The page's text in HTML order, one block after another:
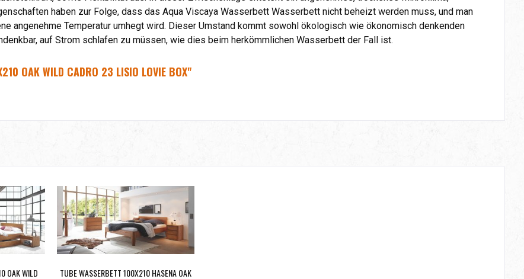
haben zur Folge, dass das Aqua Viscaya Wasserbett Wasserbett nicht beheizt werden muss, und man
angenehme Temperatur umhegt wird. Dieser Umstand kommt sowohl ökologisch wie ökonomisch denkenden
auf Strom schlafen zu müssen, wie dies beim herkömmlichen Wasserbett der Fall ist.
OAK WILD CADRO 23 LISIO LOVIE BOX"
OAK WILD
TUBE WASSERBETT 100X210 HASENA OAK